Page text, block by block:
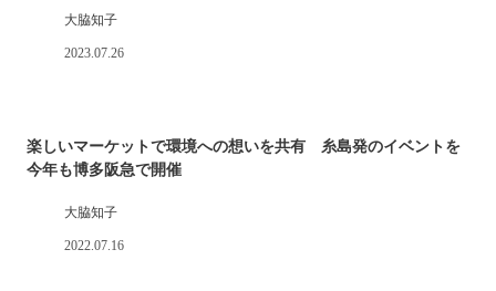
大脇知子
2023.07.26
楽しいマーケットで環境への想いを共有 糸島発のイベントを
今年も博多阪急で開催
大脇知子
2022.07.16